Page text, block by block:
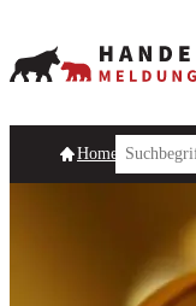
Homepage